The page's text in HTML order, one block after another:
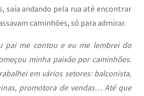
saía andando pela rua até encontrar
caminhões, só para admirar.
pai me contou e eu me lembrei do
minha paixão por caminhões.
em vários setores: balconista,
promotora de vendas… Até que